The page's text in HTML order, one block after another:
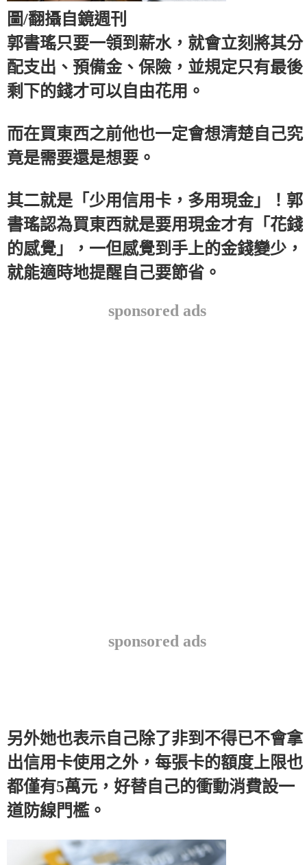
圖/翻攝自鏡週刊
郭書瑤只要一領到薪水，就會立刻將其分
配支出、預備金、保險，並規定只有最後
剩下的錢才可以自由花用。
而在買東西之前他也一定會想清楚自己究
竟是需要還是想要。
其二就是「少用信用卡，多用現金」！郭
書瑤認為買東西就是要用現金才有「花錢
的感覺」，一但感覺到手上的金錢變少，
就能適時地提醒自己要節省。
sponsored ads
sponsored ads
另外她也表示自己除了非到不得已不會拿
出信用卡使用之外，每張卡的額度上限也
都僅有5萬元，好替自己的衝動消費設一
道防線門檻。